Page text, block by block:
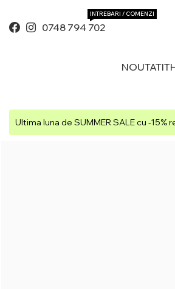
0748 794 702
INTREBARI / COMENZI
NOUTATI
Ultima luna de SUMMER SALE cu -